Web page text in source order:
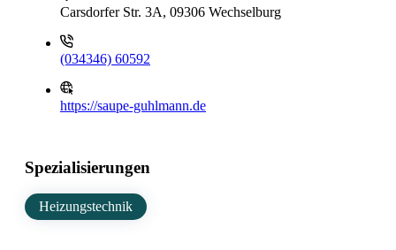
Carsdorfer Str. 3A, 09306 Wechselburg
(034346) 60592
https://saupe-guhlmann.de
Spezialisierungen
Heizungstechnik